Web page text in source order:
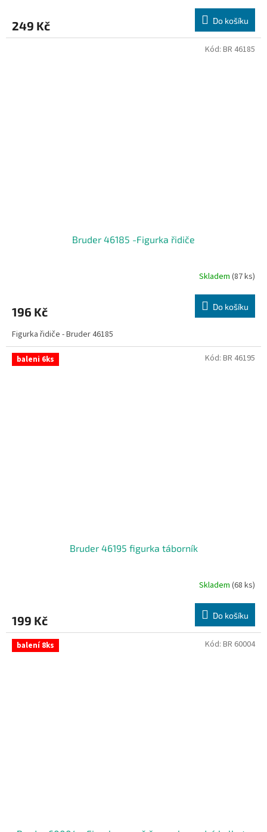
249 Kč Do košíku
Bruder 46185 -Figurka řidiče
Skladem (87 ks)
196 Kč Do košíku
Figurka řidiče - Bruder 46185
Kód: BR 46185
baleni 6ks
Bruder 46195 figurka táborník
Skladem (68 ks)
199 Kč Do košíku
Kód: BR 46195
balení 8ks Kód: BR 60004